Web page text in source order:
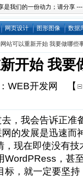
我们的一份动力；请分享
网页设计 图形图像 数据
站可以重新开始 我要做哪些
开始 我要
WEB开发网
【
，我会告诉正准
的发展是迅速而
现在即使没有
WordPRess，甚
标，就一定要坚